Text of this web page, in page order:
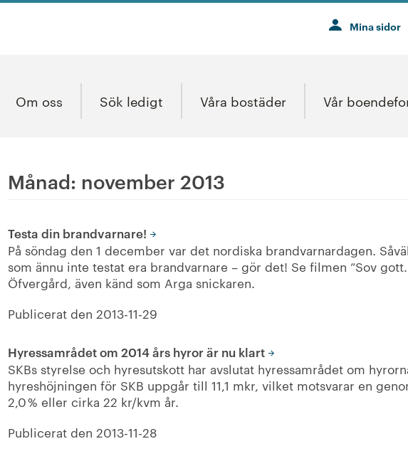
Mina sidor
Om oss Sök ledigt Våra bostäder Vår
Månad: november 2013
Testa din brandvarnare!
På söndag den 1 december var det nordiska brandvarnardagen.
som ännu inte testat era brandvarnare – gör det! Se filmen ”Sov
Öfvergård, även känd som Arga snickaren.
Publicerat den 2013-11-29
Hyressamrådet om 2014 års hyror är nu klart
SKBs styrelse och hyresutskott har avslutat hyressamrådet om
hyreshöjningen för SKB uppgår till 11,1 mkr, vilket motsvarar en
2,0 % eller cirka 22 kr/kvm år.
Publicerat den 2013-11-28